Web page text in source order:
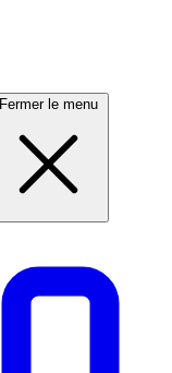
Fermer le menu